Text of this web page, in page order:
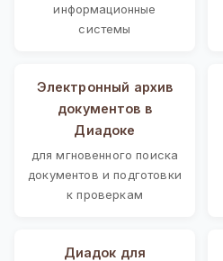
информационные
системы
Электронный архив
документов в
Диадоке
для мгновенного поиска
документов и подготовки
к проверкам
Диадок для